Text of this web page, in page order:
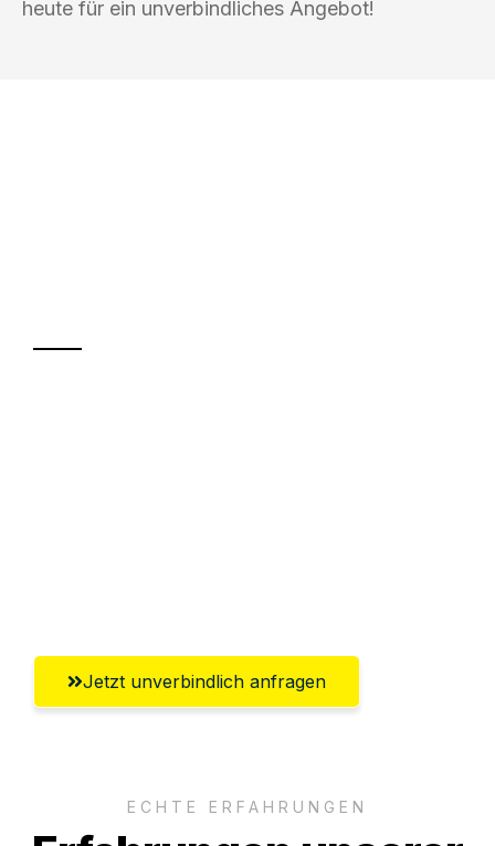
heute für ein unverbindliches Angebot!
Jetzt unverbindlich anfragen
ECHTE ERFAHRUNGEN